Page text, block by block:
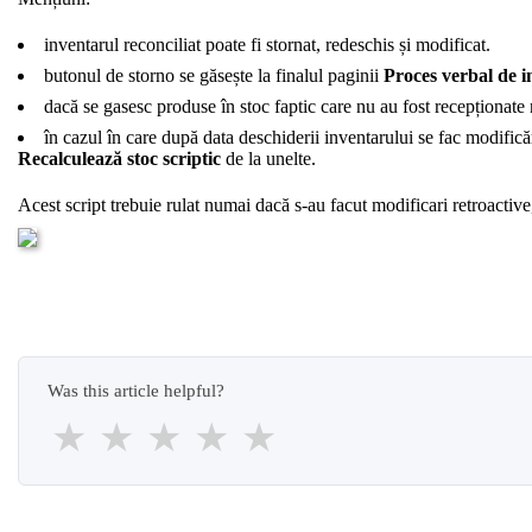
inventarul reconciliat poate fi stornat, redeschis și modificat.
butonul de storno se găsește la finalul paginii Proces verbal de
dacă se gasesc produse în stoc faptic care nu au fost
în cazul în care după data deschiderii inventarului se fac
Recalculează stoc scriptic de la unelte.
Acest script trebuie rulat numai dacă s-au facut modificari
Was this article helpful?
★ ★ ★ ★ ★